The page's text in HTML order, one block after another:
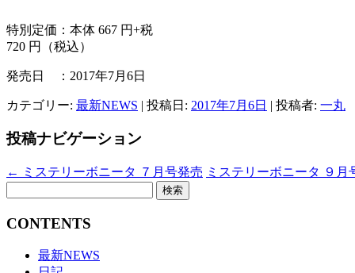
特別定価：本体 667 円+税
720 円（税込）
発売日 ：2017年7月6日
カテゴリー: 最新NEWS | 投稿日: 2017年7月6日 | 投稿者: 一丸
投稿ナビゲーション
← ミステリーボニータ ７月号発売 ミステリーボニータ ９月
CONTENTS
最新NEWS